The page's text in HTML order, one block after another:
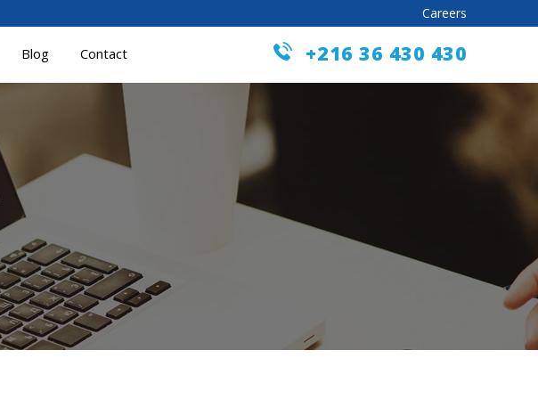
Careers
Blog Contact +216 36 430 430